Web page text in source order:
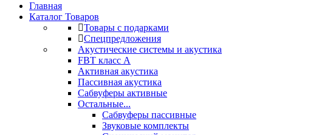
Главная
Каталог Товаров
Товары с подарками
Спецпредложения
Акустические системы и акустика
FBT класс А
Активная акустика
Пассивная акустика
Сабвуферы активные
Остальные...
Сабвуферы пассивные
Звуковые комплекты